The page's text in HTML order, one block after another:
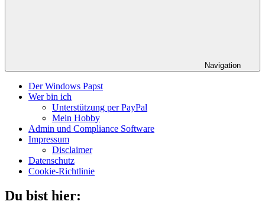
Navigation
Der Windows Papst
Wer bin ich
Unterstützung per PayPal
Mein Hobby
Admin und Compliance Software
Impressum
Disclaimer
Datenschutz
Cookie-Richtlinie
Du bist hier: